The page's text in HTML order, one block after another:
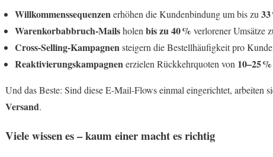
Willkommenssequenzenerhöhen die Kundenbindung um bis zu
Warenkorbabbruch-Mailsholenbis zu 40 % verlorener Umsätze
Cross-Selling-Kampagnensteigern die Bestellhäufigkeit pro
Reaktivierungskampagnenerzielen Rückkehrquoten von 10–25 %
Und das Beste: Sind diese E-Mail-Flows einmal eingerichtet, arbeiten
Versand.
Viele wissen es – kaum einer macht es richtig